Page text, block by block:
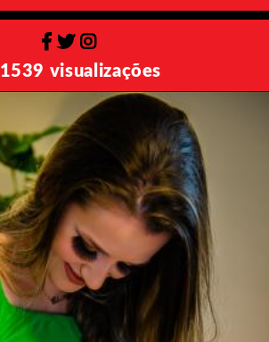
1539 visualizações